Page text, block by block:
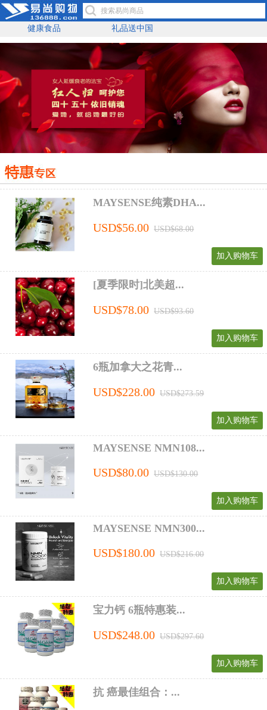
健康食品 礼品送中国
MAYSENSE纯素DHA...
USD$56.00 USD$68.00
加入购物车
[夏季限时]北美超...
USD$78.00 USD$93.60
加入购物车
6瓶加拿大之花青...
USD$228.00 USD$273.59
加入购物车
MAYSENSE NMN108...
USD$80.00 USD$130.00
加入购物车
MAYSENSE NMN300...
USD$180.00 USD$216.00
加入购物车
宝力钙 6瓶特惠装...
USD$248.00 USD$297.60
加入购物车
抗 癌最佳组合：...